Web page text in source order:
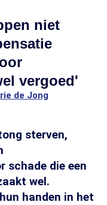
niet
vergoed'
de Jong
sterven,
schade die een
wel.
handen in het